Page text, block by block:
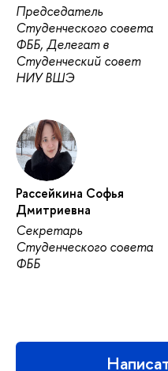
Председатель
Студенческого совета
ФББ, Делегат в
Студенческий совет
НИУ ВШЭ
Рассейкина Софья
Дмитриевна
Секретарь
Студенческого совета
ФББ